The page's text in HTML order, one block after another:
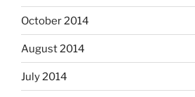
October 2014
August 2014
July 2014